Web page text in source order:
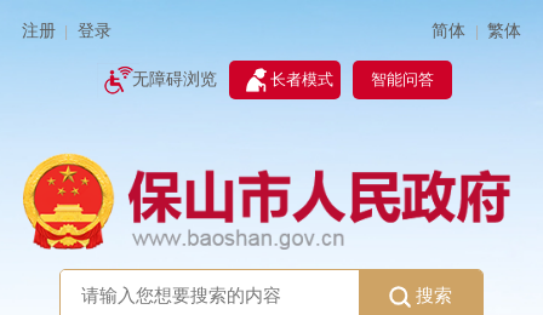
注册 登录 简体 | 繁体
无障碍浏览 长者模式 智能问答
搜索